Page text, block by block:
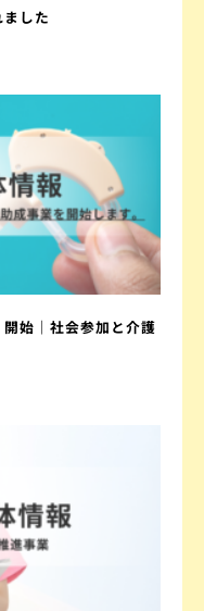
した
始｜社会参加と介護